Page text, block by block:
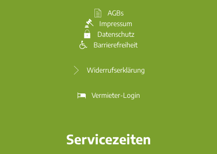
AGBs
Impressum
Datenschutz
Barrierefreiheit
Widerrufserklärung
Vermieter-Login
Servicezeiten